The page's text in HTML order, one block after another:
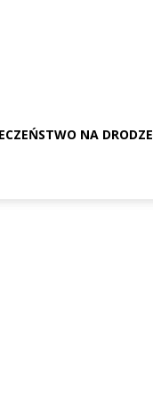
NA DRODZE